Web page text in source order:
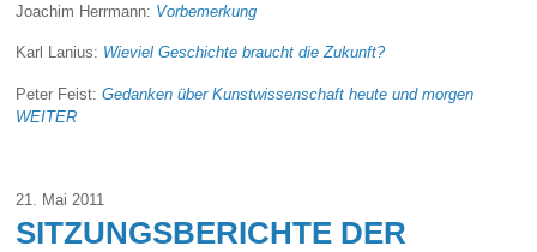
Joachim Herrmann: Vorbemerkung
Karl Lanius: Wieviel Geschichte braucht die Zukunft?
Peter Feist:Gedanken über Kunstwissenschaft heute und morgen
WEITER
21. Mai 2011
SITZUNGSBERICHTE DER